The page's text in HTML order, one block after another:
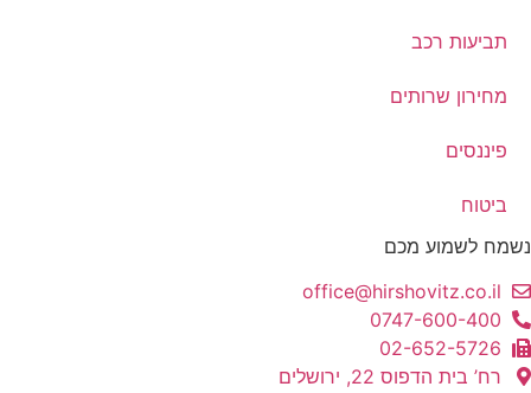
תביעות רכב
מחירון שרותים
פיננסים
ביטוח
נשמח לשמוע מכם
office@hirshovitz.co.il
0747-600-400
02-652-5726
רח’ בית הדפוס 22, ירושלים